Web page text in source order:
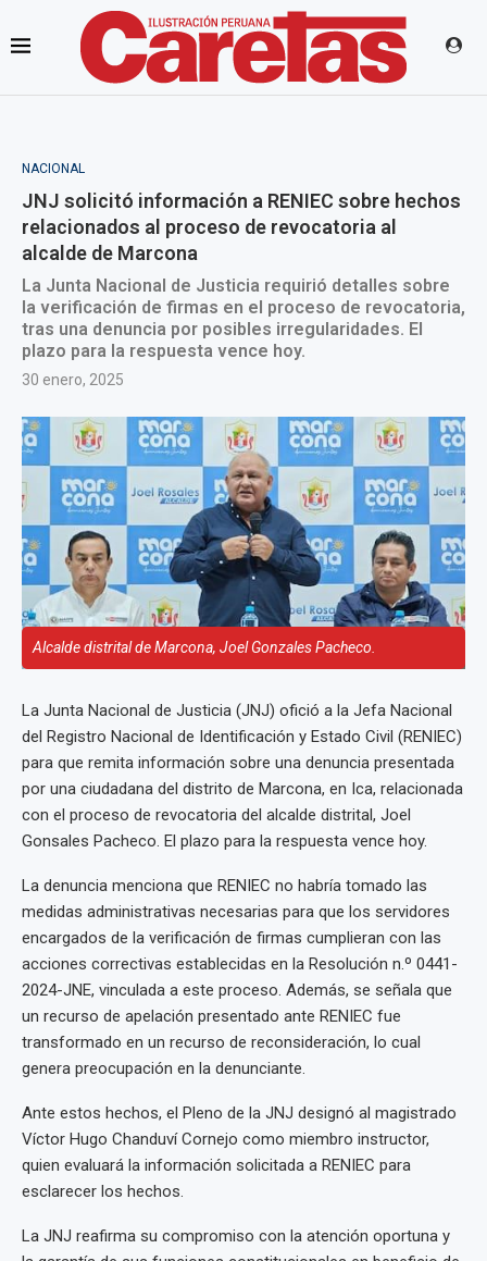
NACIONAL
JNJ solicitó información a RENIEC sobre hechos
relacionados al proceso de revocatoria al
alcalde de Marcona
La Junta Nacional de Justicia requirió detalles sobre
la verificación de firmas en el proceso de revocatoria,
tras una denuncia por posibles irregularidades. El
plazo para la respuesta vence hoy.
30 enero, 2025
Alcalde distrital de Marcona, Joel Gonzales Pacheco.
La Junta Nacional de Justicia (JNJ) ofició a la Jefa Nacional
del Registro Nacional de Identificación y Estado Civil (RENIEC)
para que remita información sobre una denuncia presentada
por una ciudadana del distrito de Marcona, en Ica, relacionada
con el proceso de revocatoria del alcalde distrital, Joel
Gonsales Pacheco. El plazo para la respuesta vence hoy.
La denuncia menciona que RENIEC no habría tomado las
medidas administrativas necesarias para que los servidores
encargados de la verificación de firmas cumplieran con las
acciones correctivas establecidas en la Resolución n.º 0441-
2024-JNE, vinculada a este proceso. Además, se señala que
un recurso de apelación presentado ante RENIEC fue
transformado en un recurso de reconsideración, lo cual
genera preocupación en la denunciante.
Ante estos hechos, el Pleno de la JNJ designó al magistrado
Víctor Hugo Chanduví Cornejo como miembro instructor,
quien evaluará la información solicitada a RENIEC para
esclarecer los hechos.
La JNJ reafirma su compromiso con la atención oportuna y